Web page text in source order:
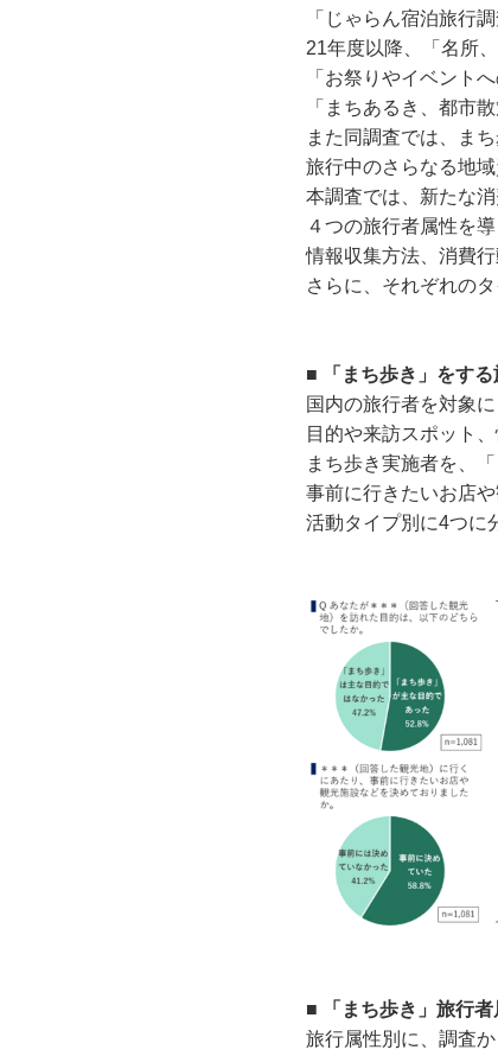
「じゃらん宿泊旅行
21年度以降、「名所
「お祭りやイベント
「まちあるき、都市
また同調査では、ま
旅行中のさらなる地
本調査では、新たな
４つの旅行者属性を
情報収集方法、消費
さらに、それぞれの
■ 「まち歩き」をす
国内の旅行者を対象
目的や来訪スポット
まち歩き実施者を、
事前に行きたいお店
活動タイプ別に4つに
■ 「まち歩き」旅行
旅行属性別に、調査